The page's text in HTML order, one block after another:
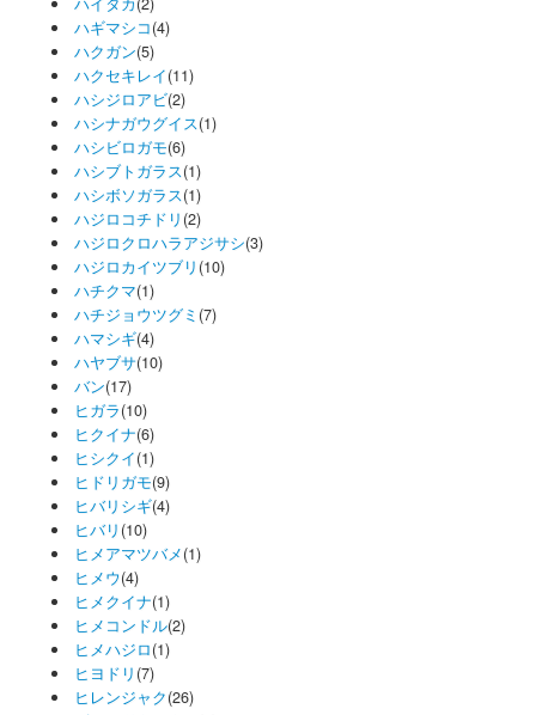
ハギマシコ(4)
ハクガン(5)
ハクセキレイ(11)
ハシジロアビ(2)
ハシナガウグイス(1)
ハシビロガモ(6)
ハシブトガラス(1)
ハシボソガラス(1)
ハジロコチドリ (2)
ハジロクロハラアジサシ(3)
ハジロカイツブリ (10)
ハチクマ(1)
ハチジョウツグミ (7)
ハマシギ(4)
ハヤブサ(10)
バン(17)
ヒガラ(10)
ヒクイナ(6)
ヒシクイ(1)
ヒドリガモ(9)
ヒバリシギ(4)
ヒバリ (10)
ヒメアマツバメ(1)
ヒメウ(4)
ヒメクイナ(1)
ヒメコンドル(2)
ヒメハジロ(1)
ヒヨドリ (7)
ヒレンジャク(26)